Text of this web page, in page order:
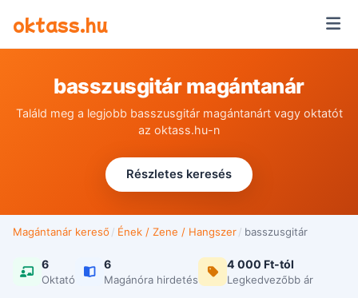
oktass.hu
basszusgitár magántanár
Találd meg a legjobb basszusgitár magántanárt vagy oktatót
az oktass.hu-n
Részletes keresés
Magántanár kereső / Ének / Zene / Hangszer / basszusgitár
6
Oktató
6
Magánóra hirdetés
4 000 Ft-tól
Legkedvezőbb ár